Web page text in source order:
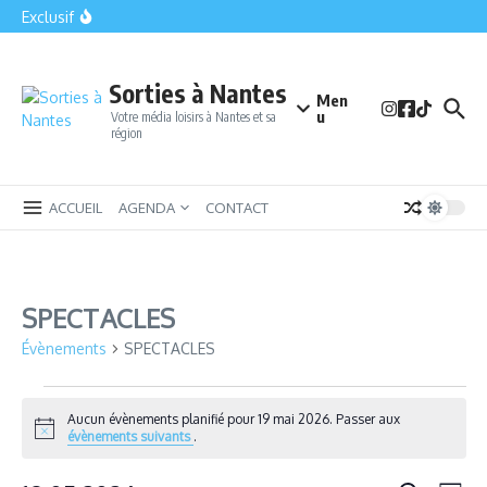
Aller au contenu
Exclusif
Le Parc des Naudières : Un havre de plaisir et d’aventure
cette saison
Sorties à Nantes
Votre média loisirs à Nantes et sa
région
Men
u
ACCUEIL AGENDA CONTACT
SPECTACLES
Évènements SPECTACLES
Notice
Aucun évènements planifié pour 19 mai 2026. Passer aux
évènements suivants .